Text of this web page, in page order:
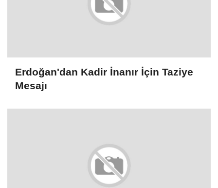
Erdoğan'dan Kadir İnanır İçin Taziye
Mesajı